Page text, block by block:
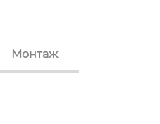
Монтаж